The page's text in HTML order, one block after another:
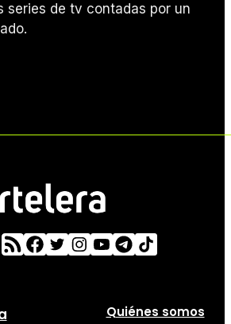
series de tv contadas por un
Quiénes somos